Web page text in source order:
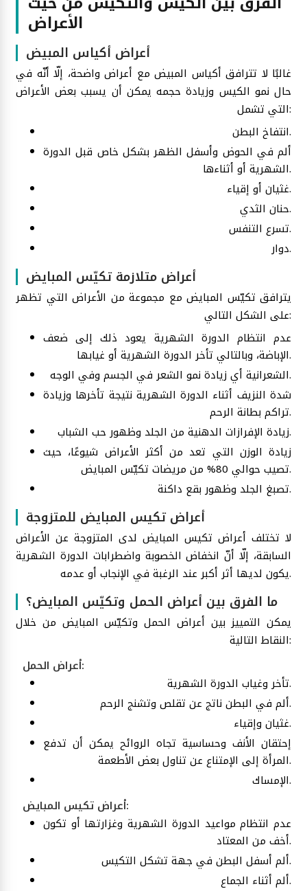
الأعراض
أعراض أكياس المبيض
غالبًا لا تترافق أكياس المبيض مع أعراض واضحة، إلّا أنّه في
حال نمو الكيس وزيادة حجمه يمكن أن يسبب بعض الأعراض
التي تشمل:
انتفاخ البطن.
ألم في الحوض وأسفل الظهر بشكل خاص قبل الدورة
الشهرية أو أثناءها.
غثيان أو إقياء.
حنان الثدي.
تسرع التنفس.
دوار.
أعراض متلازمة تكيّس المبايض
يترافق تكيّس المبايض مع مجموعة من الأعراض التي تظهر
على الشكل التالي:
عدم انتظام الدورة الشهرية يعود ذلك إلى ضعف
الإباضة، وبالتالي تأخر الدورة الشهرية أو غيابها.
الشعرانية أي زيادة نمو الشعر في الجسم وفي الوجه.
شدة النزيف أثناء الدورة الشهرية نتيجة تأخرها وزيادة
تراكم بطانة الرحم.
زيادة الإفرازات الدهنية من الجلد وظهور حب الشباب.
زيادة الوزن التي تعد من أكثر الأعراض شيوعًا، حيث
تصيب حوالي 80% من مريضات تكيّس المبايض.
تصبغ الجلد وظهور بقع داكنة.
أعراض تكيس المبايض للمتزوجة
لا تختلف أعراض تكيس المبايض لدى المتزوجة عن الأعراض
السابقة، إلّا أنّ انخفاض الخصوبة واضطرابات الدورة الشهرية
يكون لديها أثر أكبر عند الرغبة في الإنجاب أو عدمه.
ما الفرق بين أعراض الحمل وتكيّس المبايض؟
يمكن التمييز بين أعراض الحمل وتكيّس المبايض من خلال
النقاط التالية:
أعراض الحمل:
تأخر وغياب الدورة الشهرية.
ألم في البطن ناتج عن تقلص وتشنج الرحم.
غثيان وإقياء.
إحتقان الأنف وحساسية تجاه الروائح يمكن أن تدفع
المرأة إلى الإمتناع عن تناول بعض الأطعمة.
الإمساك.
أعراض تكيس المبايض:
عدم انتظام مواعيد الدورة الشهرية وغزارتها أو تكون
أخف من المعتاد.
ألم أسفل البطن في جهة تشكل التكيس.
ألم أثناء الجماع.